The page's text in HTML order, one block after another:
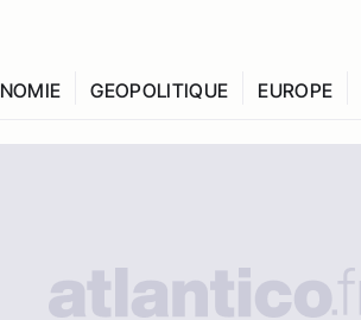
GEOPOLITIQUE EUROPE